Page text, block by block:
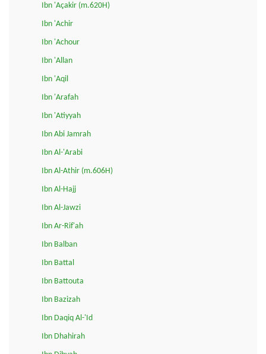
Ibn 'Açakir (m.620H)
Ibn 'Achir
Ibn 'Achour
Ibn 'Allan
Ibn 'Aqil
Ibn 'Arafah
Ibn 'Atiyyah
Ibn Abi Jamrah
Ibn Al-'Arabi
Ibn Al-Athir (m.606H)
Ibn Al-Hajj
Ibn Al-Jawzi
Ibn Ar-Rif'ah
Ibn Balban
Ibn Battal
Ibn Battouta
Ibn Bazizah
Ibn Daqiq Al-'Id
Ibn Dhahirah